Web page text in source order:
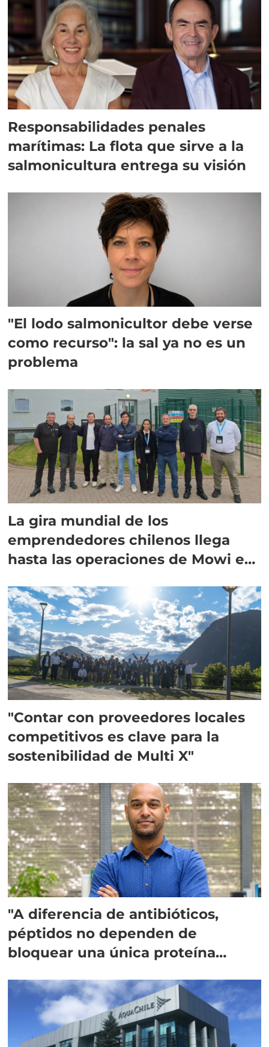
Responsabilidades penales
marítimas: La flota que sirve a la
salmonicultura entrega su visión
"El lodo salmonicultor debe verse
como recurso": la sal ya no es un
problema
La gira mundial de los
emprendedores chilenos llega
hasta las operaciones de Mowi en
"Contar con proveedores locales
competitivos es clave para la
sostenibilidad de Multi X"
"A diferencia de antibióticos,
péptidos no dependen de
bloquear una única proteína